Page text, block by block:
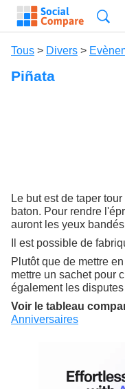
Tous > Divers >
Piñata
Le but est de taper
baton. Pour rendre
auront les yeux
Il est possible de
Plutôt que de mettre
mettre un sachet pour
également les
Voir le tableau
Anniversaires